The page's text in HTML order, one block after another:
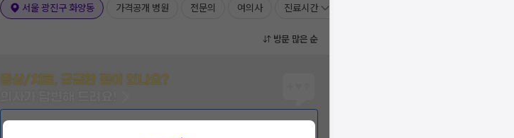
서울 광진구 화양동 가격공개 병원 전문의 여의사 진료시간
방문 많은 순
증상/치료, 궁금한 점이 있나요?